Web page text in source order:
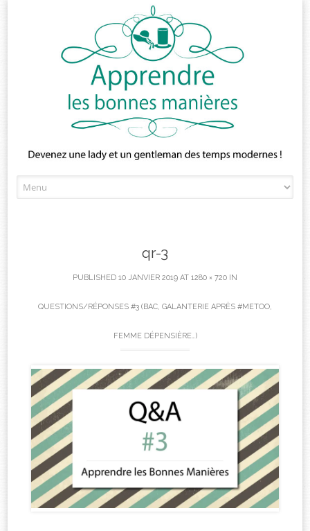
to
qr-3
PUBLISHED 10 JANVIER 2019 AT 1280 × 720 IN
QUESTIONS/RÉPONSES #3 (BAC, GALANTERIE APRÈS #METOO,
FEMME DÉPENSIÈRE…)